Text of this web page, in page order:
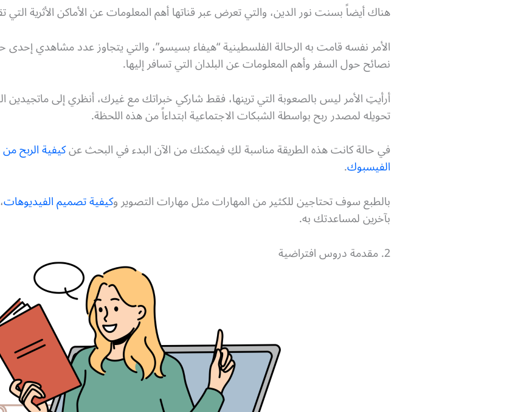
هناك أيضاً بسنت نور الدين، والتي تعرض عبر قناتها أهم المعلومات عن الأماكن الأثرية
الأمر نفسه قامت به الرحالة الفلسطينية “هيفاء بسيسو”، والتي يتجاوز عدد مشاهدي إحدى
نصائح حول السفر وأهم المعلومات عن البلدان التي تسافر إليها.
أرأيتِ الأمر ليس بالصعوبة التي ترينها، فقط شاركي خبراتك مع غيرك، أنظري إلى ماتجيدين
تحويله لمصدر ربح بواسطة الشبكات الاجتماعية ابتداءاً من هذه اللحظة.
في حالة كانت هذه الطريقة مناسبة لكِ فيمكنك من الآن البدء في البحث عنكيفية الربح
الفيسبوك.
بالطبع سوف تحتاجين للكثير من المهارات مثل مهارات التصوير وكيفية تصميم الفيديوهات
بآخرين لمساعدتك به.
2. مقدمة دروس افتراضية